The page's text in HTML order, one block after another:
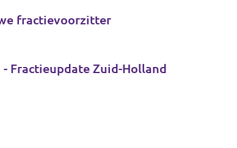
fractievoorzitter
Op naar een digitaal onafhankelijk Zuid-Holland en Tessa Beeloo herkozen tot lijsttrekker! - Fractieupdate Zuid-Holland